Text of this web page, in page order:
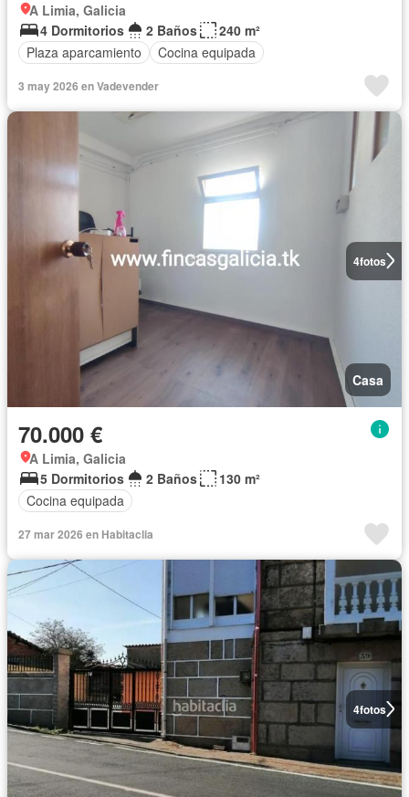
A Limia, Galicia
4 Dormitorios
2 Baños
240 m²
Plaza aparcamiento
Cocina equipada
3 may 2026 en Vadevender
4fotos
Casa
70.000 €
A Limia, Galicia
5 Dormitorios
2 Baños
130 m²
Cocina equipada
27 mar 2026 en Habitaclia
4fotos